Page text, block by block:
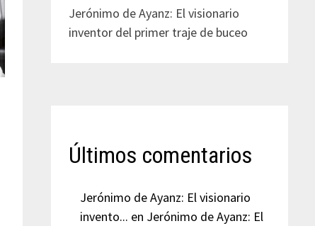
Jerónimo de Ayanz: El visionario
inventor del primer traje de buceo
Últimos comentarios
Jerónimo de Ayanz: El visionario
invento... en Jerónimo de Ayanz: El